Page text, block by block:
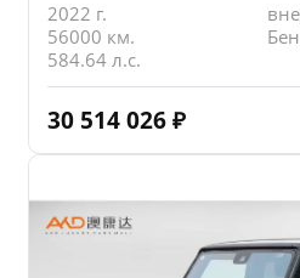
2022 г.
56000 км.
584.64 л.с.
30 514 026 ₽